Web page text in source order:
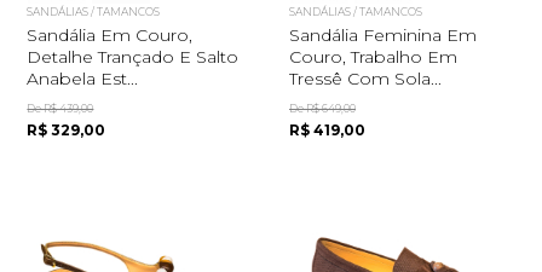
SANDÁLIAS / TAMANCOS
Sandália Em Couro,
Detalhe Trançado E Salto
Anabela Est...
De R$ 439,00
R$ 329,00
SANDÁLIAS / TAMANCOS
Sandália Feminina Em
Couro, Trabalho Em
Tressê Com Sola...
De R$ 649,00
R$ 419,00